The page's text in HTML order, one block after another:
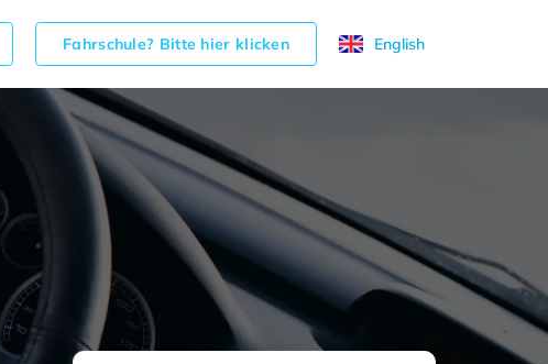
Fahrschule? Bitte hier klicken English